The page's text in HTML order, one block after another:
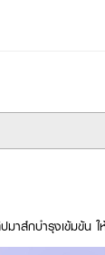
าส์กบำรุงเข้มข้น